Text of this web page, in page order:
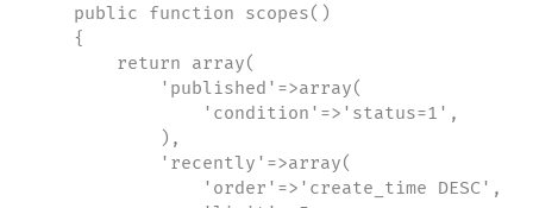
    public function scopes()
    {
        return array(
            'published'=>array(
                'condition'=>'status=1',
            ),
            'recently'=>array(
                'order'=>'create_time DESC',